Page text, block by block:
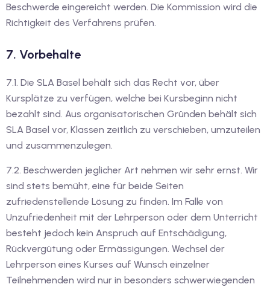
Beschwerde eingereicht werden. Die Kommission wird die
Richtigkeit des Verfahrens prüfen.
7. Vorbehalte
7.1. Die SLA Basel behält sich das Recht vor, über
Kursplätze zu verfügen, welche bei Kursbeginn nicht
bezahlt sind. Aus organisatorischen Gründen behält sich
SLA Basel vor, Klassen zeitlich zu verschieben, umzuteilen
und zusammenzulegen.
7.2. Beschwerden jeglicher Art nehmen wir sehr ernst. Wir
sind stets bemüht, eine für beide Seiten
zufriedenstellende Lösung zu finden. Im Falle von
Unzufriedenheit mit der Lehrperson oder dem Unterricht
besteht jedoch kein Anspruch auf Entschädigung,
Rückvergütung oder Ermässigungen. Wechsel der
Lehrperson eines Kurses auf Wunsch einzelner
Teilnehmenden wird nur in besonders schwerwiegenden